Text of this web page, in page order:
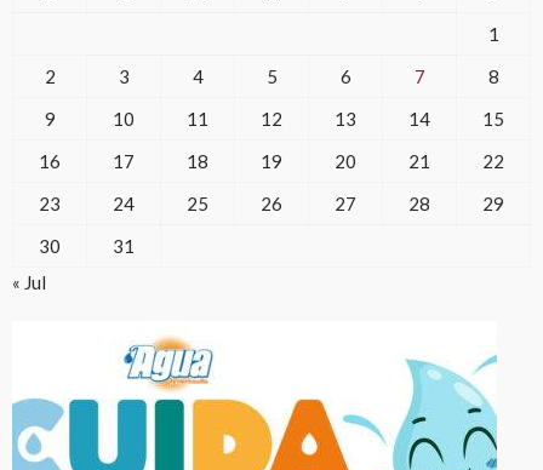
1
2
3 4 5 6 7
8
9
10 11 12 13 14
15
16
17 18 19 20 21
22
23
24 25 26 27 28
29
30
31
« Jul